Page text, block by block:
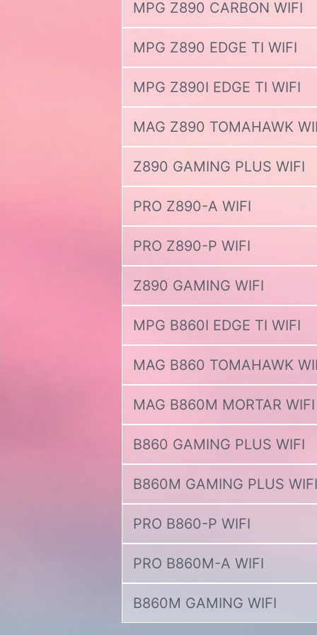
MPG Z890 CARBON WIFI
MPG Z890 EDGE TI WIFI
MPG Z890I EDGE TI WIFI
MAG Z890 TOMAHAWK
Z890 GAMING PLUS WIFI
PRO Z890-A WIFI
PRO Z890-P WIFI
Z890 GAMING WIFI
MPG B860I EDGE TI WIFI
MAG B860 TOMAHAWK
MAG B860M MORTAR WIFI
B860 GAMING PLUS WIFI
B860M GAMING PLUS WIFI
PRO B860-P WIFI
PRO B860M-A WIFI
B860M GAMING WIFI